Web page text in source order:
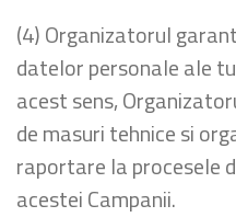
(4) Organizatorul
datelor personale ale
acest sens,
de masuri tehnice si
raportare la procesele
acestei Campanii.